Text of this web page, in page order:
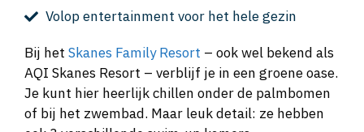
Volop entertainment voor het hele gezin
Bij het Skanes Family Resort – ook wel bekend als
AQI Skanes Resort – verblijf je in een groene oase.
Je kunt hier heerlijk chillen onder de palmbomen
of bij het zwembad. Maar leuk detail: ze hebben